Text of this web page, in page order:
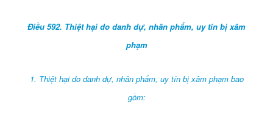
Điều 592. Thiệt hại do danh dự, nhân phẩm, uy tín bị xâm
phạm
1. Thiệt hại do danh dự, nhân phẩm, uy tín bị xâm phạm bao
gồm: